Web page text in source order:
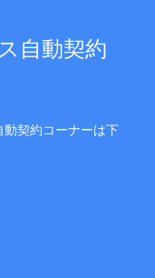
自動契約
契約コーナーは下